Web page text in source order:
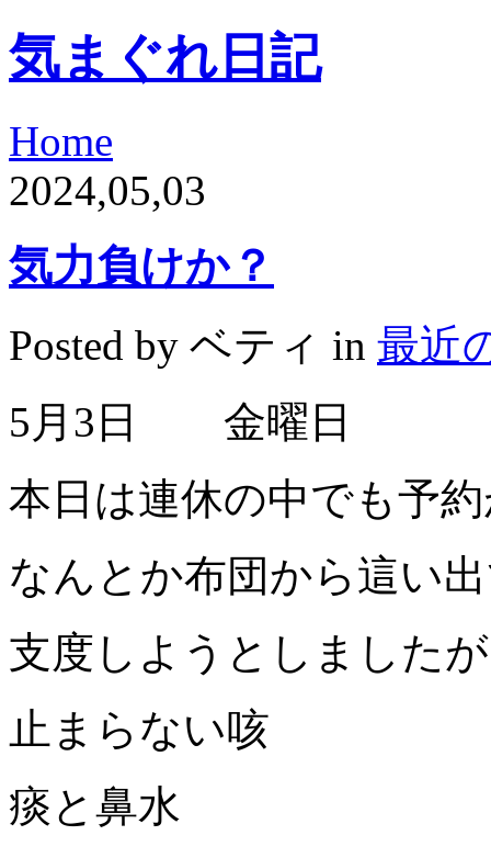
気まぐれ日記
Home
2024,05,03
気力負けか？
Posted by ベティ in 最近
5月3日 金曜日
本日は連休の中でも予
なんとか布団から這い
支度しようとしましたが
止まらない咳
痰と鼻水